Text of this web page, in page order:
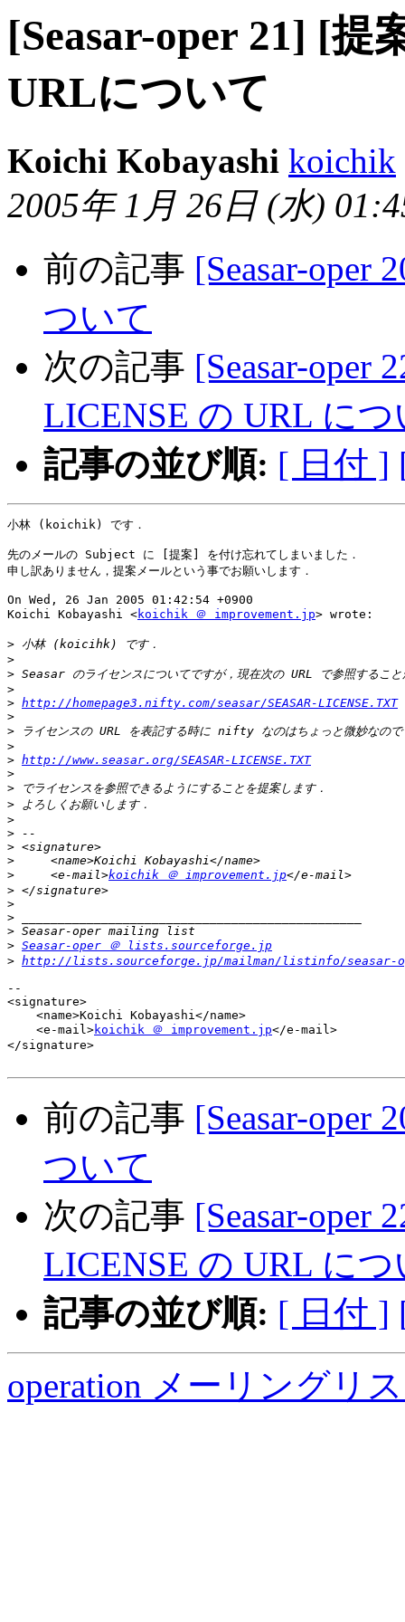
[Seasar-oper 21] [提
URLについて
Koichi Kobayashi koichik
2005年 1月 26日 (水)
前の記事 [Seasar-oper
ついて
次の記事 [Seasar-oper
LICENSE の URL に
記事の並び順: [ 日付 ]
小林 (koichik) です．
先のメールの Subject に [提案] を付け忘れてしまいました．
申し訳ありません，提案メールという事でお願いします．
On Wed, 26 Jan 2005 01:42:54 +0900
Koichi Kobayashi <koichik ＠ improvement.jp> wrote:
>
>
>
>
> http://homepage3.nifty.com/seasar/SEASAR-LICENSE.TXT
>
>
>
> http://www.seasar.org/SEASAR-LICENSE.TXT
>
>
>
>
>
>
>
>
     <e-mail>
koichik ＠ improvement.jp
>
>
>
>
> Seasar-oper ＠ lists.sourceforge.jp
> http://lists.sourceforge.jp/mailman/listinfo/seasar-
--
<signature>
    <name>Koichi Kobayashi</name>
    <e-mail>
koichik ＠ improvement.jp</e-mail>
</signature>
前の記事 [Seasar-oper
ついて
次の記事 [Seasar-oper
LICENSE の URL に
記事の並び順: [ 日付 ]
operation メーリングリ